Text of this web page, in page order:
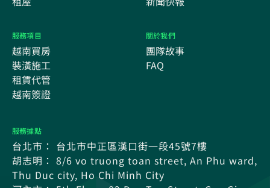
服務項目
越南買房
裝潢施工
租賃代管
越南簽證
關於我們
團隊故事
FAQ
服務據點
台北市： 台北市中正區漢口街一段45號7樓
胡志明： 8/6 vo truong toan street, An Phu ward,
Thu Duc city, Ho Chi Minh City